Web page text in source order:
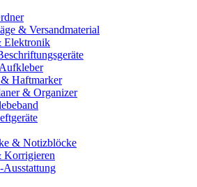
& Versandmaterial
Elektronik
Haftmarker
& Organizer
& Notizblöcke
Korrigieren
Ausstattung